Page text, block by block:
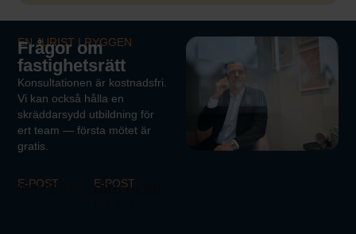
EN JURIST I RYGGEN
Frågor om
fastighetsrätt
Konsultationen är kostnadsfri.
Vi kan också hålla en
skräddarsydd utbildning för
ert team — första mötet är
gratis.
E-POST
info@frejapartner.se
E-POST
031 - 780